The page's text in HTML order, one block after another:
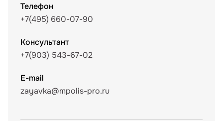
Телефон
+7(495) 660-07-90
Консультант
+7(903) 543-67-02
E-mail
zayavka@mpolis-pro.ru